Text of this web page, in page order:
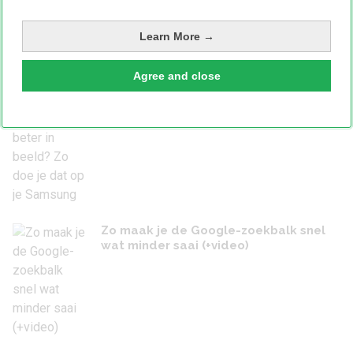
Learn More →
Agree and close
Dit is hoe je je Samsung iets leuks laat zeggen
Gisteren 15:01
Zo maak je de Google-zoekbalk snel
wat minder saai (+video)